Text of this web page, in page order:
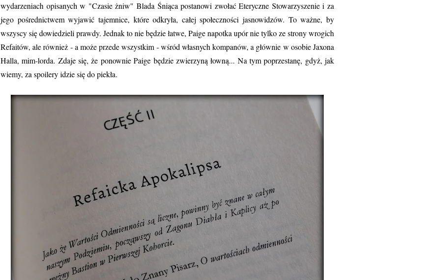
wydarzeniach opisanych w "Czasie żniw" Blada Śniąca postanowi zwołać Eteryczne Stowarzyszenie i za
jego pośrednictwem wyjawić tajemnice, które odkryła, całej społeczności jasnowidzów. To ważne, by
wszyscy się dowiedzieli prawdy. Jednak to nie będzie łatwe, Paige napotka upór nie tylko ze strony wrogich
Refaitów, ale również - a może przede wszystkim - wśród własnych kompanów, a głównie w osobie Jaxona
Halla, mim-lorda. Zdaje się, że ponownie Paige będzie zwierzyną łowną... Na tym poprzestanę, gdyż, jak
wiemy, za spoilery idzie się do piekła.